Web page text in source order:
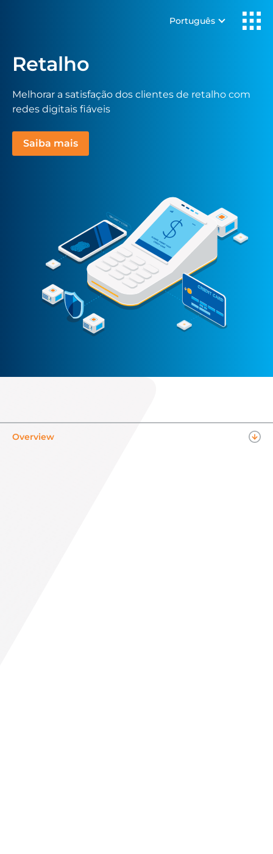
Português
Retalho
Melhorar a satisfação dos clientes de retalho com
redes digitais fiáveis
Saiba mais
Overview